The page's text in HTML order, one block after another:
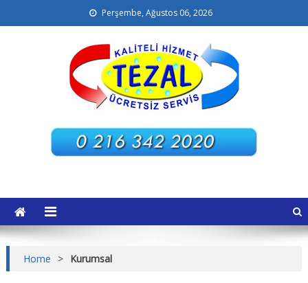
Perşembe, Ağustos 06, 2026
Ataşehir Perde Yıkama
Home > Kurumsal